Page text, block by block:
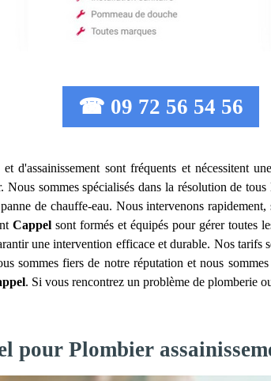
☎ 09 72 56 54 56
d'assainissement sont fréquents et nécessitent
sommes spécialisés dans la résolution de
de chauffe-eau. Nous intervenons
Cappelsont formés et équipés pour gérer toutes
une intervention efficace et durable. Nos tarifs
sommes fiers de notre réputation et nous
. Si vous rencontrez un problème de plomberie
pour Plombier